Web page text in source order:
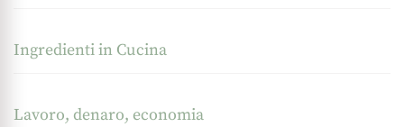
Ingredienti in Cucina
Lavoro, denaro, economia